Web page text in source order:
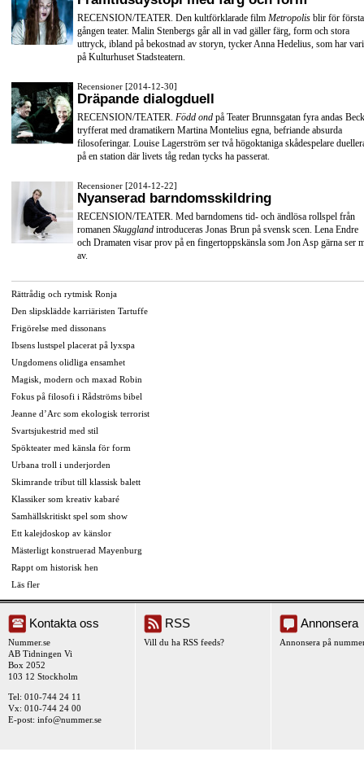
RECENSION/TEATER. Den kultförklarade film Metropolis blir för första
gången teater. Malin Stenbergs går all in vad gäller färg, form och stora
uttryck, ibland på bekostnad av storyn, tycker Anna Hedelius, som har
på Kulturhuset Stadsteatern.
Recensioner [2014-12-30]
Dräpande dialogduell
RECENSION/TEATER. Född ond på Teater Brunnsgatan fyra andas
tryfferat med dramatikern Martina Montelius egna, befriande absurda
filosoferingar. Louise Lagerström ser två högoktaniga skådespelare
på en station där livets tåg redan tycks ha passerat.
Recensioner [2014-12-22]
Nyanserad barndomsskildring
RECENSION/TEATER. Med barndomens tid- och ändlösa rollspel från
romanen Skuggland introduceras Jonas Brun på svensk scen. Lena Endre
och Dramaten visar prov på en fingertoppskänsla som Jon Asp gärna ser
av.
Rättrådig och rytmisk Ronja
Den slipsklädde karriäristen Tartuffe
Frigörelse med dissonans
Ibsens lustspel placerat på lyxspa
Ungdomens olidliga ensamhet
Magisk, modern och maxad Robin
Fokus på filosofi i Rådströms bibel
Jeanne d’Arc som ekologisk terrorist
Svartsjukestrid med stil
Spökteater med känsla för form
Urbana troll i underjorden
Skimrande tribut till klassisk balett
Klassiker som kreativ kabaré
Samhällskritiskt spel som show
Ett kalejdoskop av känslor
Mästerligt konstruerad Mayenburg
Rappt om historisk hen
Läs fler
Kontakta oss
Nummer.se
AB Tidningen Vi
Box 2052
103 12 Stockholm
Tel: 010-744 24 11
Vx: 010-744 24 00
E-post: info@nummer.se
RSS
Vill du ha RSS feeds?
Annonsera
Annonsera på